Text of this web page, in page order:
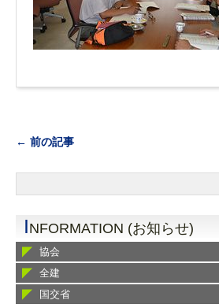
← 前の記事
INFORMATION (お知らせ)
協会
全建
国交省